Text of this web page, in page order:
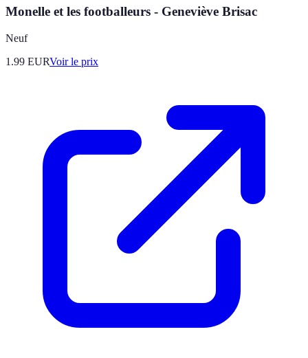
Monelle et les footballeurs - Geneviève Brisac
Neuf
1.99 EURVoir le prix